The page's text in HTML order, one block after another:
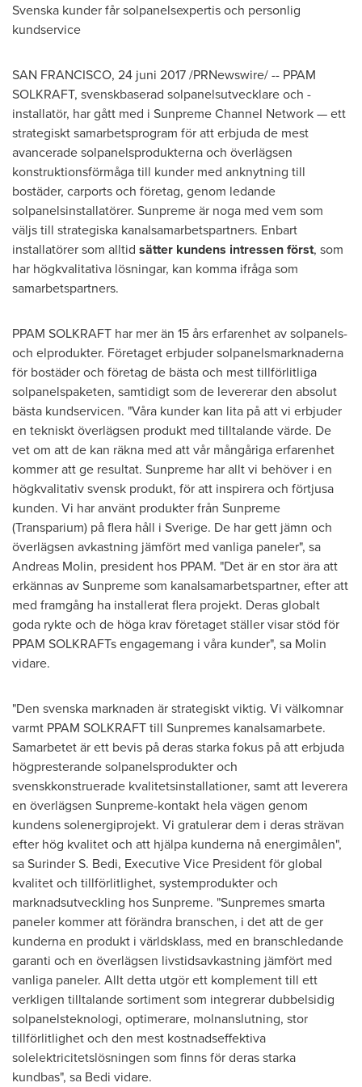
Svenska kunder får solpanelsexpertis och personlig
kundservice
SAN FRANCISCO, 24 juni 2017 /PRNewswire/ -- PPAM
SOLKRAFT, svenskbaserad solpanelsutvecklare och -
installatör, har gått med i Sunpreme Channel Network — ett
strategiskt samarbetsprogram för att erbjuda de mest
avancerade solpanelsprodukterna och överlägsen
konstruktionsförmåga till kunder med anknytning till
bostäder, carports och företag, genom ledande
solpanelsinstallatörer. Sunpreme är noga med vem som
väljs till strategiska kanalsamarbetspartners. Enbart
installatörer som alltid sätter kundens intressen först, som
har högkvalitativa lösningar, kan komma ifråga som
samarbetspartners.
PPAM SOLKRAFT har mer än 15 års erfarenhet av solpanels-
och elprodukter. Företaget erbjuder solpanelsmarknaderna
för bostäder och företag de bästa och mest tillförlitliga
solpanelspaketen, samtidigt som de levererar den absolut
bästa kundservicen. "Våra kunder kan lita på att vi erbjuder
en tekniskt överlägsen produkt med tilltalande värde. De
vet om att de kan räkna med att vår mångåriga erfarenhet
kommer att ge resultat. Sunpreme har allt vi behöver i en
högkvalitativ svensk produkt, för att inspirera och förtjusa
kunden. Vi har använt produkter från Sunpreme
(Transparium) på flera håll i Sverige. De har gett jämn och
överlägsen avkastning jämfört med vanliga paneler", sa
Andreas Molin, president hos PPAM. "Det är en stor ära att
erkännas av Sunpreme som kanalsamarbetspartner, efter att
med framgång ha installerat flera projekt. Deras globalt
goda rykte och de höga krav företaget ställer visar stöd för
PPAM SOLKRAFTs engagemang i våra kunder", sa Molin
vidare.
"Den svenska marknaden är strategiskt viktig. Vi välkomnar
varmt PPAM SOLKRAFT till Sunpremes kanalsamarbete.
Samarbetet är ett bevis på deras starka fokus på att erbjuda
högpresterande solpanelsprodukter och
svenskkonstruerade kvalitetsinstallationer, samt att leverera
en överlägsen Sunpreme-kontakt hela vägen genom
kundens solenergiprojekt. Vi gratulerar dem i deras strävan
efter hög kvalitet och att hjälpa kunderna nå energimålen",
saSurinder S. Bedi, Executive Vice President för global
kvalitet och tillförlitlighet, systemprodukter och
marknadsutveckling hos Sunpreme. "Sunpremes smarta
paneler kommer att förändra branschen, i det att de ger
kunderna en produkt i världsklass, med en branschledande
garanti och en överlägsen livstidsavkastning jämfört med
vanliga paneler. Allt detta utgör ett komplement till ett
verkligen tilltalande sortiment som integrerar dubbelsidig
solpanelsteknologi, optimerare, molnanslutning, stor
tillförlitlighet och den mest kostnadseffektiva
solelektricitetslösningen som finns för deras starka
kundbas", sa Bedi vidare.